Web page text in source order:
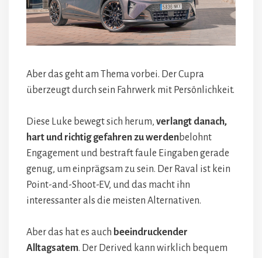
Aber das geht am Thema vorbei. Der Cupra
überzeugt durch sein Fahrwerk mit Persönlichkeit.
Diese Luke bewegt sich herum, verlangt danach,
hart und richtig gefahren zu werdenbelohnt
Engagement und bestraft faule Eingaben gerade
genug, um einprägsam zu sein. Der Raval ist kein
Point-and-Shoot-EV, und das macht ihn
interessanter als die meisten Alternativen.
Aber das hat es auch beeindruckender
Alltagsatem. Der Derived kann wirklich bequem